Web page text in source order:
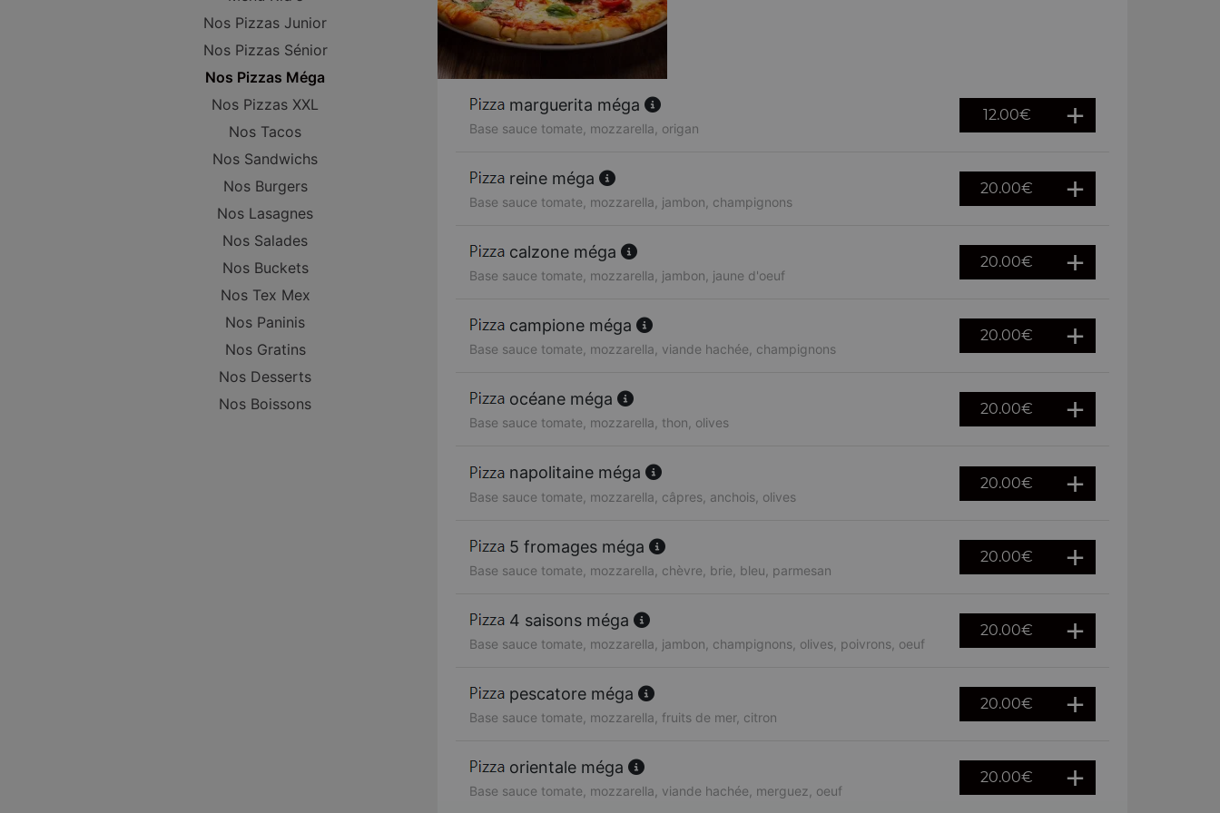
Nos Pizzas Junior
Nos Pizzas Sénior
Nos Pizzas Méga
Nos Pizzas XXL
Nos Tacos
Nos Sandwichs
Nos Burgers
Nos Lasagnes
Nos Salades
Nos Buckets
Nos Tex Mex
Nos Paninis
Nos Gratins
Nos Desserts
Nos Boissons
marguerita méga
Base sauce tomate, mozzarella, origan
12.00€
reine méga
Base sauce tomate, mozzarella, jambon, champignons
20.00€
calzone méga
Base sauce tomate, mozzarella, jambon, jaune d'oeuf
20.00€
campione méga
Base sauce tomate, mozzarella, viande hachée, champignons
20.00€
océane méga
Base sauce tomate, mozzarella, thon, olives
20.00€
napolitaine méga
Base sauce tomate, mozzarella, câpres, anchois, olives
20.00€
5 fromages méga
Base sauce tomate, mozzarella, chèvre, brie, bleu, parmesan
20.00€
4 saisons méga
Base sauce tomate, mozzarella, jambon, champignons, olives, poivrons, oeuf
20.00€
pescatore méga
Base sauce tomate, mozzarella, fruits de mer, citron
20.00€
orientale méga
Base sauce tomate, mozzarella, viande hachée, merguez, oeuf
20.00€